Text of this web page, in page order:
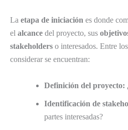
La etapa de iniciación es donde
el alcance del proyecto, sus
stakeholders o interesados. Entre
considerar se encuentran:
Definición del proyecto:
Identificación de
partes interesadas?